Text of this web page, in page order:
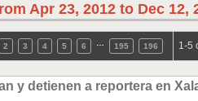
Apr 23, 2012 to Dec 12,
2 3 4 5 6 195 196 1-5
y detienen a reportera en